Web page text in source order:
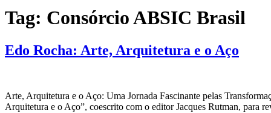
Tag: Consórcio ABSIC Brasil
Edo Rocha: Arte, Arquitetura e o Aço
Arte, Arquitetura e o Aço: Uma Jornada Fascinante pelas
Arquitetura e o Aço”, coescrito com o editor Jacques Rutman, para